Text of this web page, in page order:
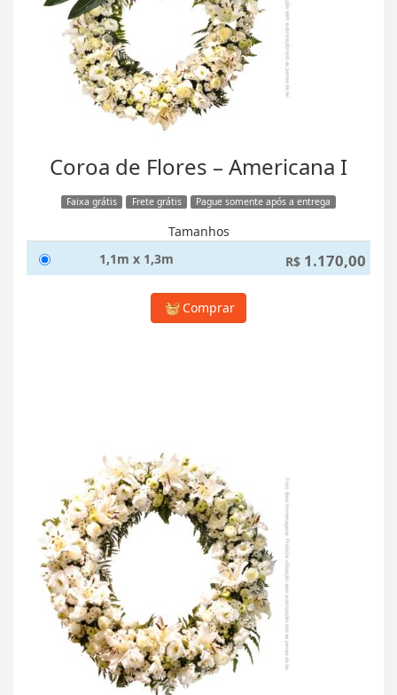
Coroa de Flores – Americana I
Faixa grátis Frete grátis Pague somente após a entrega
Tamanhos
1,1m x 1,3m
R$ 1.170,00
Comprar